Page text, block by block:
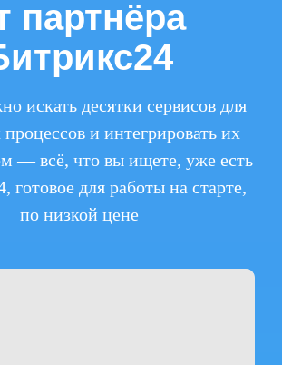
партнёра
искать десятки сервисов для
и интегрировать их
— всё, что вы ищете, уже есть
готовое для работы на старте,
по низкой цене